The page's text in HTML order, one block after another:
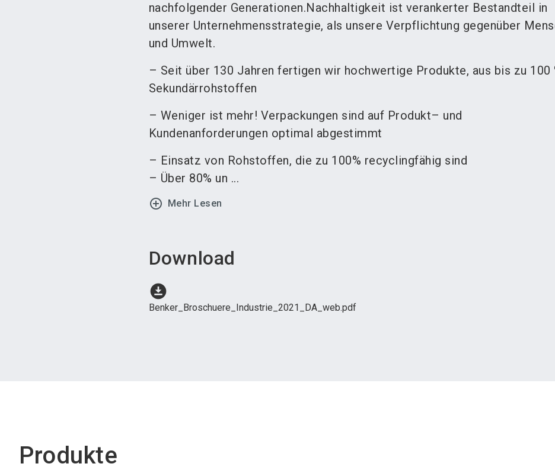
nachfolgender Generationen.Nachhaltigkeit ist verankerter Bestandteil in
unserer Unternehmensstrategie, als unsere Verpflichtung gegenüber
und Umwelt.
– Seit über 130 Jahren fertigen wir hochwertige Produkte, aus bis zu 100
Sekundärrohstoffen
– Weniger ist mehr! Verpackungen sind auf Produkt– und
Kundenanforderungen optimal abgestimmt
– Einsatz von Rohstoffen, die zu 100% recyclingfähig sind
– Über 80% un ...
add_circle_outline Mehr Lesen
Download
download_for_offline
Benker_Broschuere_Industrie_2021_DA_web.pdf
Produkte